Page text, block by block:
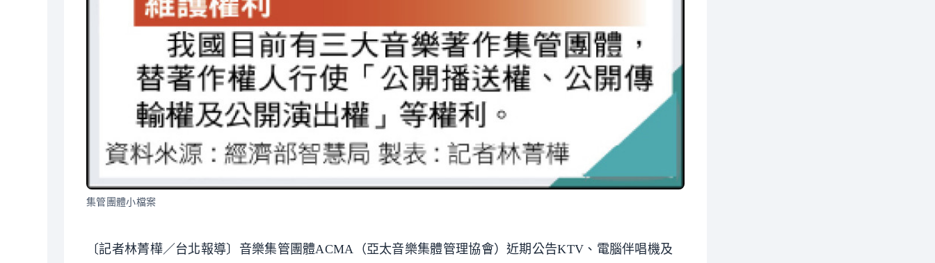
集管團體小檔案
〔記者林菁樺／台北報導〕音樂集管團體ACMA（亞太音樂集體管理協會）近期公告KTV、電腦伴唱機及